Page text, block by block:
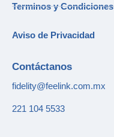
Terminos y Condiciones
Aviso de Privacidad
Contáctanos
fidelity@feelink.com.mx
221 104 5533